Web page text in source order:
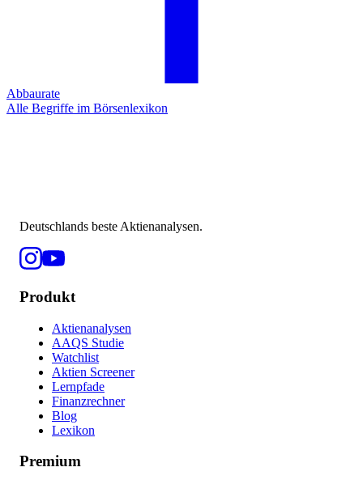
Abbaurate
Alle Begriffe im Börsenlexikon
Deutschlands beste Aktienanalysen.
Produkt
Aktienanalysen
AAQS Studie
Watchlist
Aktien Screener
Lernpfade
Finanzrechner
Blog
Lexikon
Premium